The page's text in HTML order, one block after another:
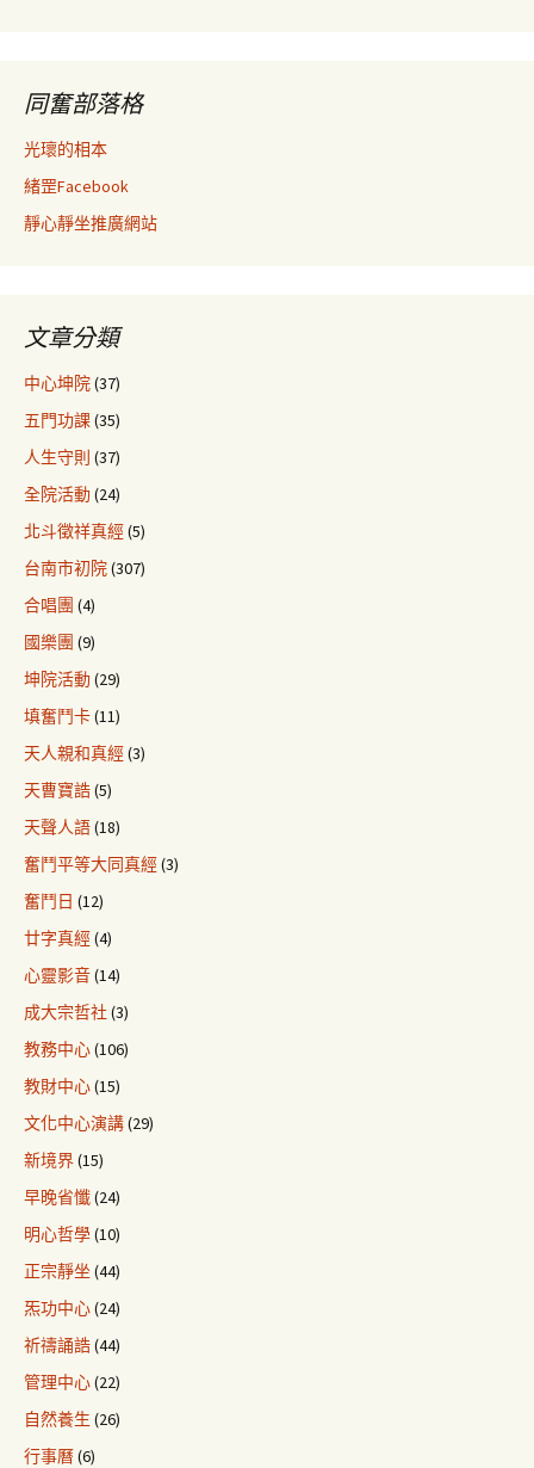
同奮部落格
光瓌的相本
緒罡Facebook
靜心靜坐推廣網站
文章分類
中心坤院(37)
五門功課(35)
人生守則 (37)
全院活動(24)
北斗徵祥真經(5)
台南市初院(307)
合唱團 (4)
國樂團 (9)
坤院活動(29)
填奮鬥卡(11)
天人親和真經(3)
天曹寶誥(5)
天聲人語(18)
奮鬥平等大同真經(3)
奮鬥日 (12)
廿字真經(4)
心靈影音(14)
成大宗哲社(3)
教務中心(106)
教財中心(15)
文化中心演講(29)
新境界(15)
早晚省懺(24)
明心哲學(10)
正宗靜坐 (44)
炁功中心(24)
祈禱誦誥(44)
管理中心(22)
自然養生 (26)
行事曆(6)